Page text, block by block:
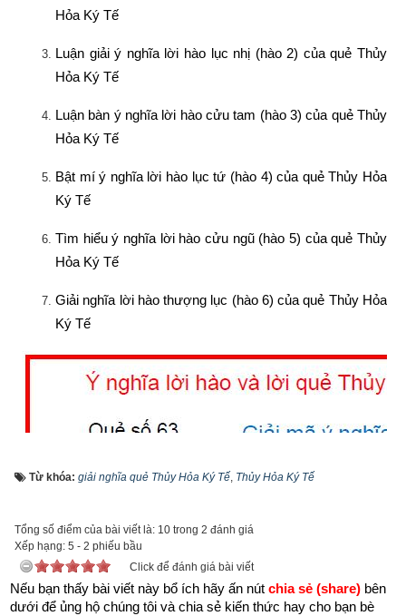
Hỏa Ký Tế
Luận giải ý nghĩa lời hào lục nhị (hào 2) của quẻ Thủy
Hỏa Ký Tế
Luận bàn ý nghĩa lời hào cửu tam (hào 3) của quẻ Thủy
Hỏa Ký Tế
Bật mí ý nghĩa lời hào lục tứ (hào 4) của quẻ Thủy Hỏa
Ký Tế
Tìm hiểu ý nghĩa lời hào cửu ngũ (hào 5) của quẻ Thủy
Hỏa Ký Tế
Giải nghĩa lời hào thượng lục (hào 6) của quẻ Thủy Hỏa
Ký Tế
Từ khóa: giải nghĩa quẻ Thủy Hỏa Ký Tế, Thủy Hỏa Ký Tế
Tổng số điểm của bài viết là: 10 trong 2 đánh giá
Xếp hạng: 5 - 2 phiếu bầu
Click để đánh giá bài viết
Nếu bạn thấy bài viết này bổ ích hãy ấn nút chia sẻ (share) bên
dưới để ủng hộ chúng tôi và chia sẻ kiến thức hay cho bạn bè